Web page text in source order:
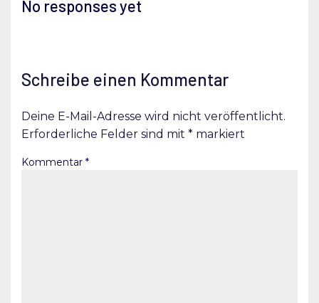
No responses yet
Schreibe einen Kommentar
Deine E-Mail-Adresse wird nicht veröffentlicht.
Erforderliche Felder sind mit * markiert
Kommentar *